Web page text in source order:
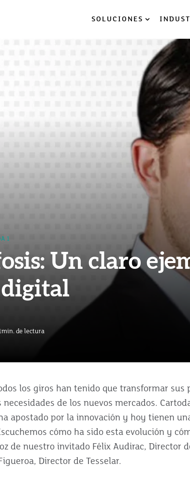
SOLUCIONES
1
Un claro
min. de lectura
los giros han tenido que transformar sus
necesidades de los nuevos mercados.
apostado por la innovación y hoy tienen
cómo ha sido esta evolución y
de nuestro invitado Félix Audirac, Director
Director de Tesselar.